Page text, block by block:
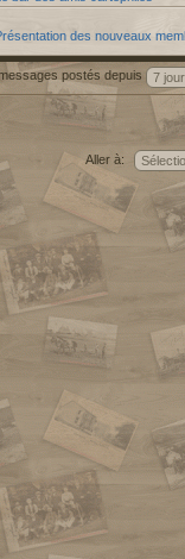
des nouveaux
postés depuis
Aller à: